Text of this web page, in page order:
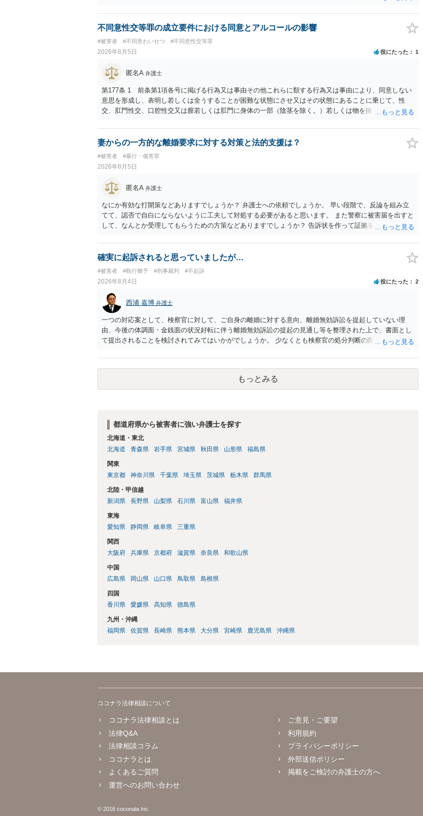
不同意性交等罪の成立要件における同意とアルコールの影響
#被害者 #不同意わいせつ #不同意性交等罪
2026年8月5日 役にたった 1
匿名A 弁護士
第177条 1 前条第1項各号に掲げる行為又は事由その他これらに類する行為又は事由により、同意しない
意思を形成し、表明し若しくは全うすることが困難な状態にさせ又はその状態にあることに乗じて、性
交、肛門性交、口腔性交又は膣若しくは肛門に身体の一部（陰茎を除く。）若しくは物を挿入する行為で
係の有無にかかわらず、5年以上の有期拘禁刑に処する。 第176条 1次に掲げる行為又は事由その他これら
に類する行為又は事由により、同意しない意思を形成し、表明し若しくは全うすることが困難な状態にさ
上10年以下の拘禁刑に処する。 ③アルコール若しくは薬物を摂取させること又はそれらの影響があるこ
と。 以上の通りですから、アルコール摂取だけでなく、「同意しない意思を形成し、表明し若しくは全う
することが困難な状態」であることが必要です。
妻からの一方的な離婚要求に対する対策と法的支援は？
#被害者 #暴行・傷害罪
2026年8月5日
匿名A 弁護士
なにか有効な打開策などありますでしょうか？ 弁護士への依頼でしょうか。 早い段階で、反論を組み立
てて、認否で自白にならないように工夫して対処する必要があると思います。 また警察に被害届を出すと
して、なんとか受理してもらうための方策などありますでしょうか？ 告訴状を作って証拠をそろえて出す
確実に起訴されると思っていましたが…
#被害者 #執行猶予 #刑事裁判 #不起訴
2026年8月4日 役にたった 2
西浦 嘉博 弁護士
一つの対応案として、検察官に対して、ご自身の離婚に対する意向、離婚無効訴訟を提起していない理
由、今後の体調面・金銭面の状況好転に伴う離婚無効訴訟の提起の見通し等を整理された上で、書面とし
て提出されることを検討されてみてはいかがでしょうか。 少なくとも検察官の処分判断の際、相談者さん
合、最寄りの法律事務所での相談を検討ください
もっとみる
都道府県から被害者に強い弁護士を探す
北海道・東北
北海道
青森県 岩手県 宮城県 秋田県 山形県 福島県
関東
東京都
神奈川県 千葉県 埼玉県 茨城県 栃木県 群馬県
北陸・甲信越
新潟県
長野県 山梨県 石川県 富山県 福井県
東海
愛知県
静岡県 岐阜県 三重県
関西
大阪府
兵庫県 京都府 滋賀県 奈良県 和歌山県
中国
広島県
岡山県 山口県 鳥取県 島根県
四国
香川県
愛媛県 高知県 徳島県
九州・沖縄
福岡県
佐賀県 長崎県 熊本県 大分県 宮崎県 鹿児島県 沖縄県
ココナラ法律相談について
ココナラ法律相談とは
法律Q&A
法律相談コラム
ココナラとは
よくあるご質問
運営へのお問い合わせ
ご意見・ご要望
利用規約
プライバシーポリシー
外部送信ポリシー
掲載をご検討の弁護士の方へ
© 2016 coconala Inc.